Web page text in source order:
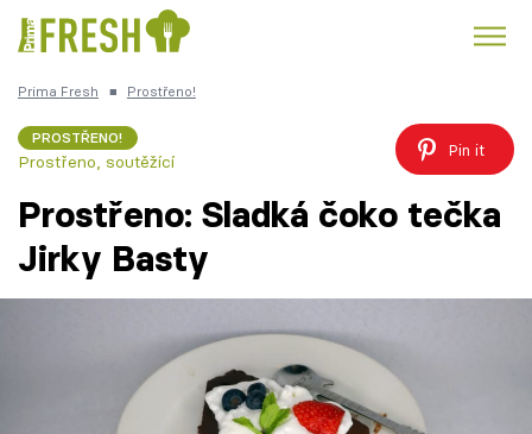
Česká kuchyně
Prima Fresh ■ Prostřeno!
PROSTŘENO!
Prostřeno, soutěžící
Pin it
Prostřeno: Sladká čoko tečka
Jirky Basty